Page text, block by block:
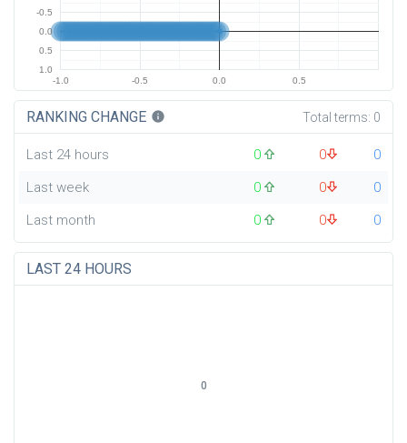
-1.0 -0.5 0.0 0.5
-0.5
0.0
0.5
1.0
RANKING CHANGE info Total terms: 0
Last 24 hours 0 0
0
Last week
0 0
0
Last month
0 0 0
LAST 24 HOURS
0